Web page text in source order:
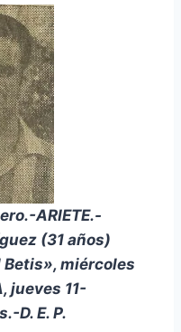
ARIETE.-
(31 años)
Betis», miércoles
jueves 11-
D. E. P.